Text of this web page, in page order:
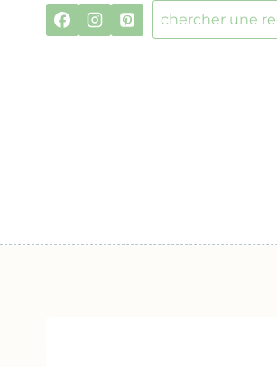
chercher une